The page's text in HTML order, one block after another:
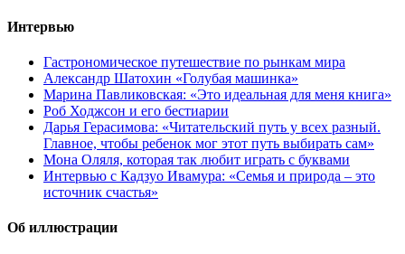
Интервью
Гастрономическое путешествие по рынкам мира
Александр Шатохин «Голубая машинка»
Марина Павликовская: «Это идеальная для меня книга»
Роб Ходжсон и его бестиарии
Дарья Герасимова: «Читательский путь у всех разный.
Главное, чтобы ребенок мог этот путь выбирать сам»
Мона Оляля, которая так любит играть с буквами
Интервью с Кадзуо Ивамура: «Семья и природа – это
источник счастья»
Об иллюстрации